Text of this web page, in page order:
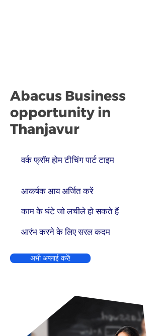
Abacus Business
opportunity in
Thanjavur
वर्क फ्रॉम होम टीचिंग पार्ट टाइम
आकर्षक आय अर्जित करें
काम के घंटे जो लचीले हो सकते हैं
आरंभ करने के लिए सरल कदम
अभी अप्लाई करें!